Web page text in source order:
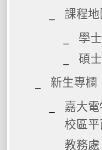
課程
學
碩
新生專欄
嘉大
校區
教務